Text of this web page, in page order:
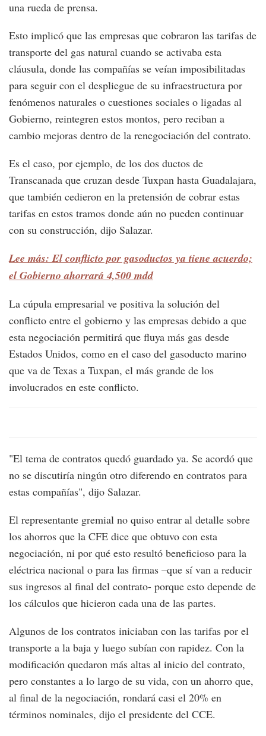
una rueda de prensa.
Esto implicó que las empresas que cobraron las tarifas de
transporte del gas natural cuando se activaba esta
cláusula, donde las compañías se veían imposibilitadas
para seguir con el despliegue de su infraestructura por
fenómenos naturales o cuestiones sociales o ligadas al
Gobierno, reintegren estos montos, pero reciban a
cambio mejoras dentro de la renegociación del contrato.
Es el caso, por ejemplo, de los dos ductos de
Transcanada que cruzan desde Tuxpan hasta Guadalajara,
que también cedieron en la pretensión de cobrar estas
tarifas en estos tramos donde aún no pueden continuar
con su construcción, dijo Salazar.
Lee más: El conflicto por gasoductos ya tiene acuerdo;
el Gobierno ahorrará 4,500 mdd
La cúpula empresarial ve positiva la solución del
conflicto entre el gobierno y las empresas debido a que
esta negociación permitirá que fluya más gas desde
Estados Unidos, como en el caso del gasoducto marino
que va de Texas a Tuxpan, el más grande de los
involucrados en este conflicto.
"El tema de contratos quedó guardado ya. Se acordó que
no se discutiría ningún otro diferendo en contratos para
estas compañías", dijo Salazar.
El representante gremial no quiso entrar al detalle sobre
los ahorros que la CFE dice que obtuvo con esta
negociación, ni por qué esto resultó beneficioso para la
eléctrica nacional o para las firmas –que sí van a reducir
sus ingresos al final del contrato- porque esto depende de
los cálculos que hicieron cada una de las partes.
Algunos de los contratos iniciaban con las tarifas por el
transporte a la baja y luego subían con rapidez. Con la
modificación quedaron más altas al inicio del contrato,
pero constantes a lo largo de su vida, con un ahorro que,
al final de la negociación, rondará casi el 20% en
términos nominales, dijo el presidente del CCE.